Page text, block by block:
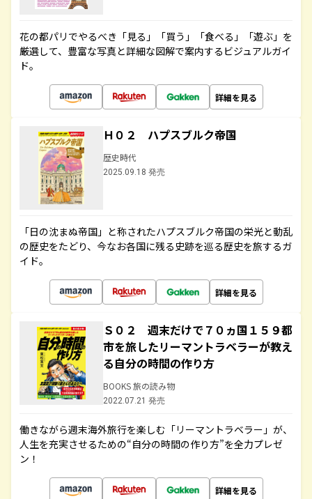
花の都パリでやるべき「見る」「買う」「食べる」「遊ぶ」を
厳選して、豊富な写真と詳細な図解で案内するビジュアルガイ
ド。
詳細を見る
Ｈ０２ ハプスブルク帝国
歴史時代
2025.09.18 発売
「日の沈まぬ帝国」と称されたハプスブルク帝国の栄光と動乱
の歴史をたどり、今なお各国に残る史跡を巡る歴史を旅するガ
イド。
詳細を見る
Ｓ０２ 週末だけで７０ヵ国１５９都
市を旅したリーマントラベラーが教え
る自分の時間の作り方
BOOKS 旅の読み物
2022.07.21 発売
働きながら週末海外旅行を楽しむ「リーマントラベラー」が、
人生を充実させるための“自分の時間の作り方”を全力プレゼ
ン！
詳細を見る